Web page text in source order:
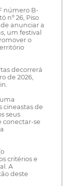
número B-
nº 26, Piso
de anunciar a
um festival
o
decorrerá
de 2026,
cineastas de
seus
conectar-se
critérios e
A
deste